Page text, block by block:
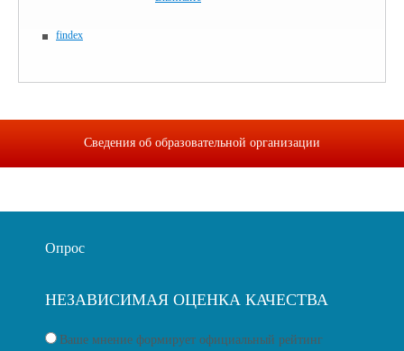
findex
Сведения об образовательной организации
Опрос
НЕЗАВИСИМАЯ ОЦЕНКА КАЧЕСТВА
Ваше мнение формирует официальный рейтинг